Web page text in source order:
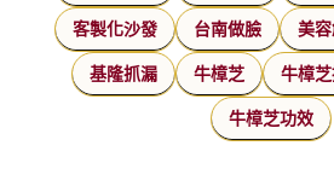
客製化沙發 台南做臉 美
基隆抓漏 牛樟芝 牛樟
牛樟芝功效